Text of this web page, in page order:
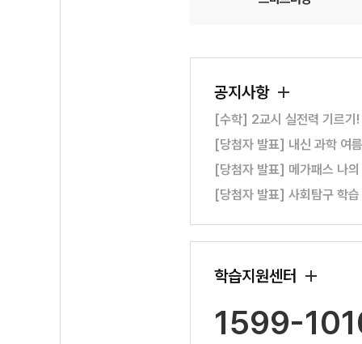
공지사항
[수학] 2교시 실전력 기르기
[당첨자 발표] 내신 과학 여
[당첨자 발표] 메가패스 나
[당첨자 발표] 사회탐구 학
학습지원센터
1599-